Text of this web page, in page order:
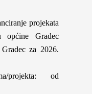
projekata
općine Gradec
za 2026.
projekta: od